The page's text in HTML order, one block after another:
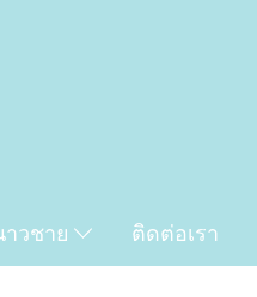
วชาย ติดต่อเรา